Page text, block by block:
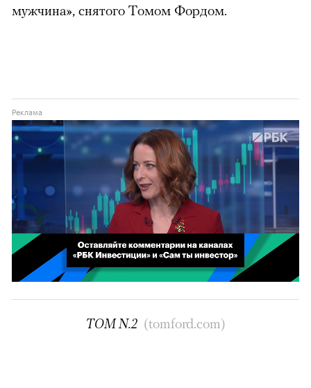
мужчина», снятого Томом Фордом.
Реклама 00:00
00:02/02:03
можно через
TOM N.2 (tomford.com)